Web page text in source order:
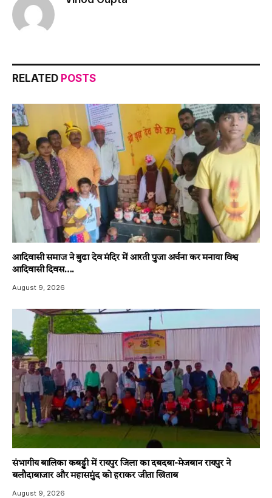
RELATED POSTS
आदिवासी समाज ने बुढा देव मंदिर में आरती पुजा अर्चना कर मनाया विश्व
आदिवासी दिवस….
August 9, 2026
संभागीय बालिका कबड्डी में रायपुर जिला का दबदबा-​मेजबान रायपुर ने
बलौदाबाजार और महासमुंद को हराकर जीता खिताब
August 9, 2026